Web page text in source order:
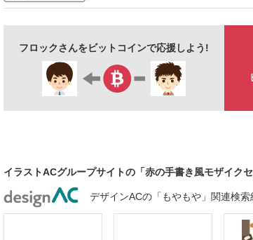
フロックさんをビットコインで応援しよう!
イラストACグループサイトの「赤の手書き風モザイク
デザインACの「もやもや」関連検索